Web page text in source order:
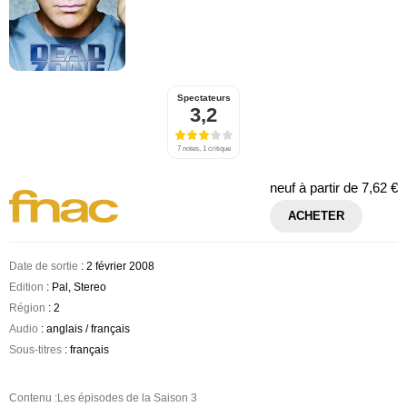
Spectateurs
3,2
7 notes, 1 critique
neuf à partir de 7,62 €
ACHETER
Date de sortie : 2 février 2008
Edition : Pal, Stereo
Région : 2
Audio : anglais / français
Sous-titres : français
Contenu :Les épisodes de la Saison 3